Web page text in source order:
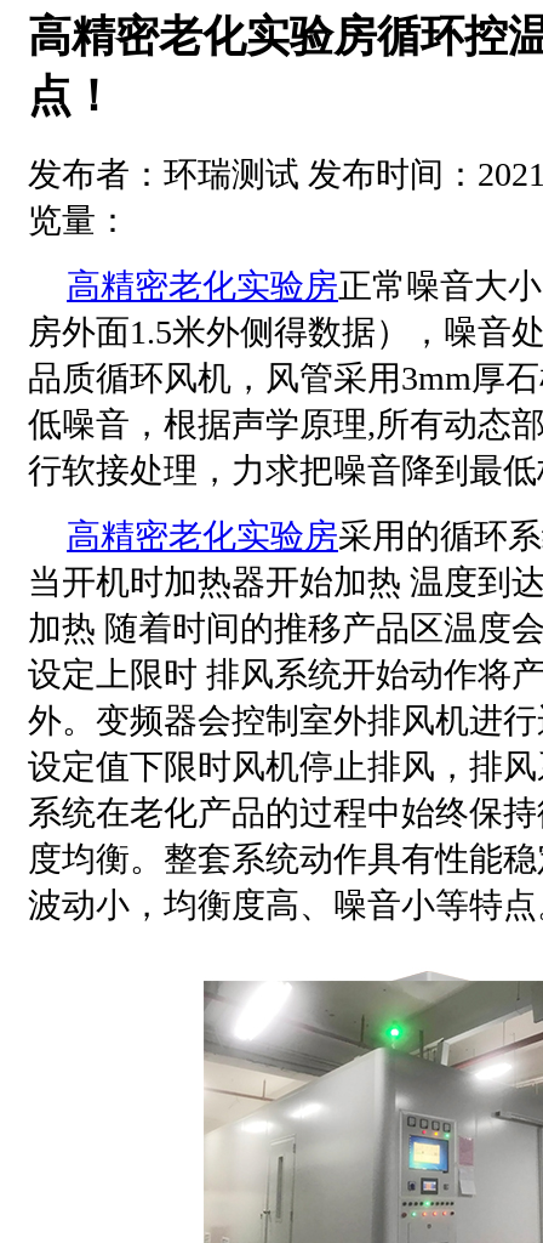
高精密老化实验房循环控
点！
发布者：环瑞测试 发布时间：
览量：
高精密老化实验房正常噪音大
房外面1.5米外侧得数据）， 噪音
品质循环风机，风管采用3mm厚
低噪音，根据声学原理,所有动态
行软接处理，力求把噪音降到最
高精密老化实验房采用的循环
当开机时加热器开始加热 温度到
加热 随着时间的推移产品区温度
设定上限时 排风系统开始动作将
外。变频器会控制室外排风机进
设定值下限时风机停止排风，排
系统在老化产品的过程中始终保
度均衡。整套系统动作具有性能
波动小，均衡度高、噪音小等特